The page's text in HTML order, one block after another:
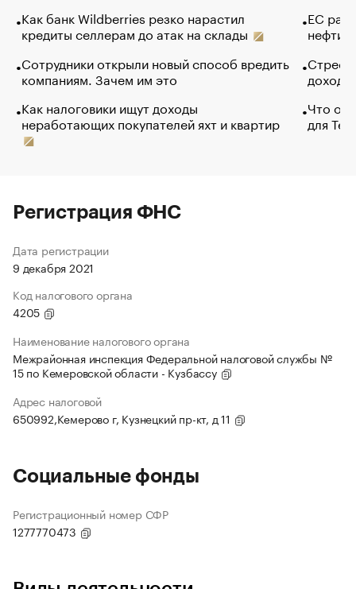
Как банк Wildberries резко нарастил
кредиты селлерам до атак на склады
Сотрудники открыли новый способ вредить
компаниям. Зачем им это
Как налоговики ищут доходы
неработающих покупателей яхт и квартир
ЕС
нефти
Что
для
Регистрация ФНС
Дата регистрации
9 декабря 2021
Код налогового органа
4205
Наименование налогового органа
Межрайонная инспекция Федеральной налоговой службы №
15 по Кемеровской области - Кузбассу
Адрес налоговой
650992,Кемерово г, Кузнецкий пр-кт, д 11
Социальные фонды
Регистрационный номер СФР
1277770473